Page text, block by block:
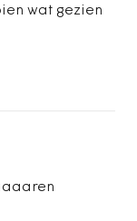
wat gezien